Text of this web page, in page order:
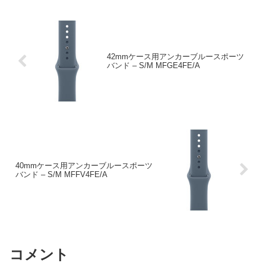
42mmケース用アンカーブルースポーツ
バンド – S/M MFGE4FE/A
40mmケース用アンカーブルースポーツ
バンド – S/M MFFV4FE/A
コメント